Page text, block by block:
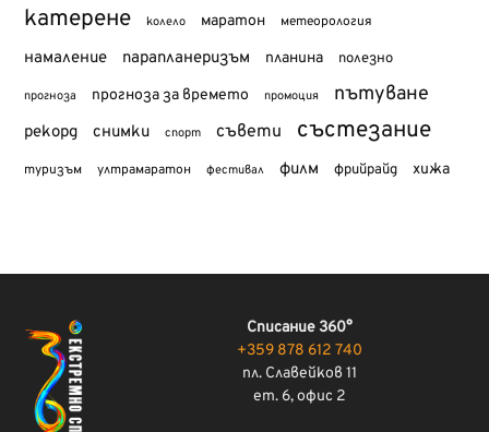
катерене колело маратон метеорология
намаление парапланеризъм планина полезно
прогноза прогноза за времето промоция пътуване
рекорд снимки спорт съвети състезание
туризъм ултрамаратон фестивал филм фрийрайд хижа
Списание 360°
+359 878 612 740
пл. Славейков 11
ет. 6, офис 2